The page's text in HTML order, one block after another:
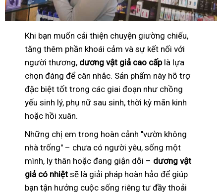
Khi bạn muốn cải thiện chuyện giường chiếu,
tăng thêm phần khoái cảm và sự kết nối với
người thương, dương vật giả cao cấplà lựa
chọn đáng để cân nhắc. Sản phẩm này hỗ trợ
đặc biệt tốt trong các giai đoạn như chồng
yếu sinh lý, phụ nữ sau sinh, thời kỳ mãn kinh
hoặc hồi xuân.
Những chị em trong hoàn cảnh "vườn không
nhà trống" – chưa có người yêu, sống một
mình, ly thân hoặc đang giận dỗi – dương vật
giả có nhiệt sẽ là giải pháp hoàn hảo để giúp
bạn tận hưởng cuộc sống riêng tư đầy thoải